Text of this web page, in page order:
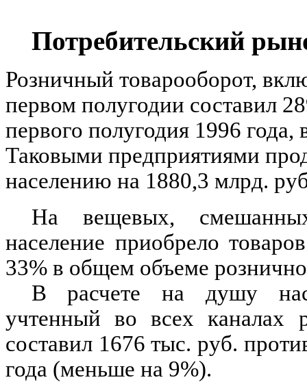
Потребительский
Розничный товарооборот,
первом полугодии составил
первого полугодия 1996
Таковыми предприятиями
населению на 1880,3 млрд.
На вещевых,
население приобрело
33% в общем объеме
В расчете на душу
учтенный во всех каналах
составил 1676 тыс. руб.
года (меньше на 9%).